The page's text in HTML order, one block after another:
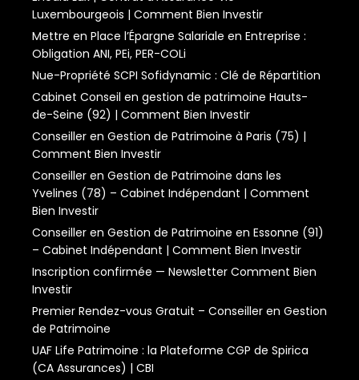
Luxembourgeois | Comment Bien Investir
Mettre en Place l’Épargne Salariale en Entreprise :
Obligation ANI, PEi, PER-COLi
Nue-Propriété SCPI Sofidynamic : Clé de Répartition
Cabinet Conseil en gestion de patrimoine Hauts-
de-Seine (92) | Comment Bien Investir
Conseiller en Gestion de Patrimoine à Paris (75) |
Comment Bien Investir
Conseiller en Gestion de Patrimoine dans les
Yvelines (78) – Cabinet Indépendant | Comment
Bien Investir
Conseiller en Gestion de Patrimoine en Essonne (91)
– Cabinet Indépendant | Comment Bien Investir
Inscription confirmée — Newsletter Comment Bien
Investir
Premier Rendez-vous Gratuit – Conseiller en Gestion
de Patrimoine
UAF Life Patrimoine : la Plateforme CGP de Spirica
(CA Assurances) | CBI